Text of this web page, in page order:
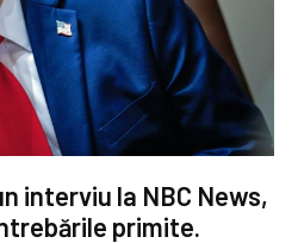
interviu la NBC News,
primite.